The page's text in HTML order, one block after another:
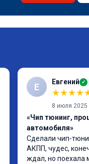
Е Евгений ✓
★★★★
8 июля 2025
«Чип тюнинг,
автомобиля»
Сделали чип-
АКПП, чудес,
ждал, но поехала